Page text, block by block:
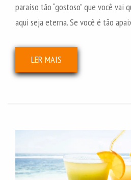
paraíso tão “gostoso” que você vai
aqui seja eterna. Se você é tão
LER MAIS